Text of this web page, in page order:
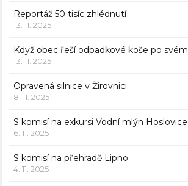
Reportáž 50 tisíc zhlédnutí
13. 11. 2025
Když obec řeší odpadkové koše po svém
13. 11. 2025
Opravená silnice v Žirovnici
8. 11. 2025
S komisí na exkursi Vodní mlýn Hoslovice
6. 11. 2025
S komisí na přehradě Lipno
4. 11. 2025